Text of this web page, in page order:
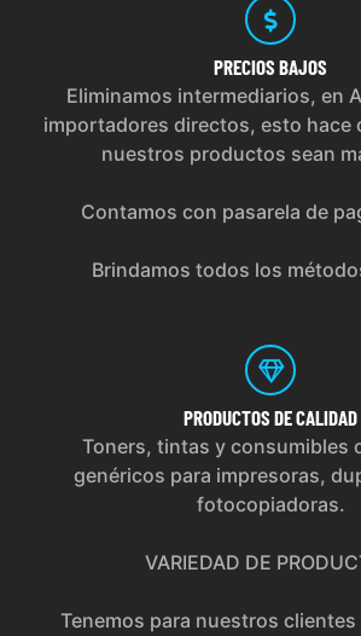
PRECIOS BAJOS
Eliminamos intermediarios, en
importadores directos, esto hace
nuestros productos sean
Contamos con pasarela de
Brindamos todos los
PRODUCTOS DE CALIDAD
Toners, tintas y consumibles
genéricos para impresoras,
fotocopiadoras.
VARIEDAD DE
Tenemos para nuestros